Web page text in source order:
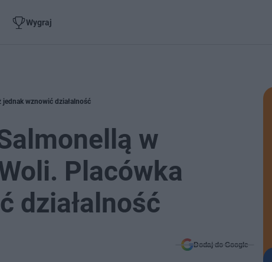
Wygraj
jednak wznowić działalność
w
Placówka
działalność
Dodaj do Google